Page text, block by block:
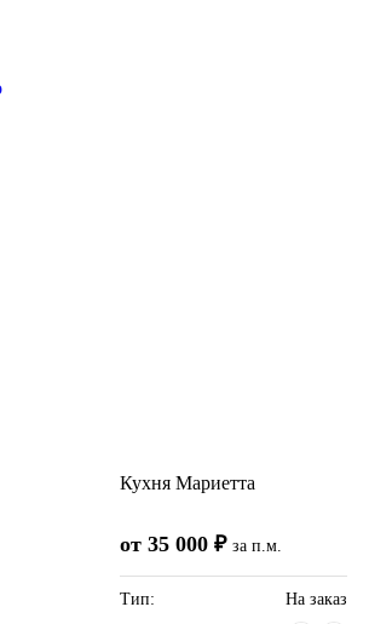
Кухня Мариетта
от 35 000 ₽ за п.м.
Тип:
На заказ